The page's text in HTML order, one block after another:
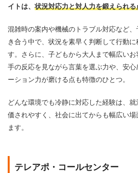
イトは、状況対応力と対人力を鍛えられ
混雑時の案内や機械のトラブル対応など
き合う中で、状況を素早く判断して行動に
す。さらに、子どもから大人まで幅広い
手の反応を見ながら言葉を選ぶ力や、安
ーション力が磨ける点も特徴のひとつ。
どんな環境でも冷静に対応した経験は、
価されやすく、社会に出てからも幅広い場
ます。
テレアポ・コールセンター